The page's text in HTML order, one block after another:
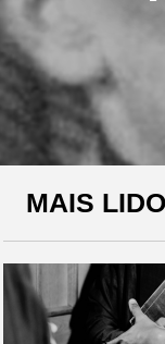
MAIS